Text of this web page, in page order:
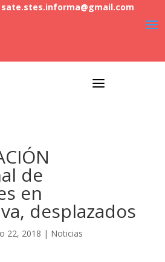
sate.stes.informa@gmail.com
a
de
en
desplazados
22, 2018 | Noticias